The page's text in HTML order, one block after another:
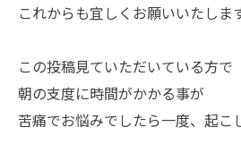
これからも宜しくお願いいたしま
この投稿見ていただいている方で
朝の支度に時間がかかる事が
苦痛でお悩みでしたら一度、起こ